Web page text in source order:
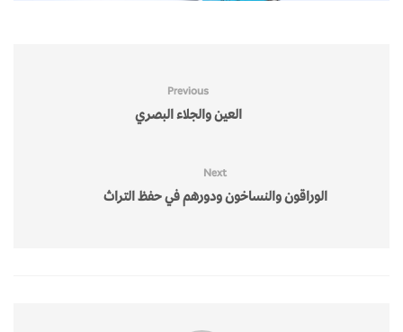
Previous
العين والجلاء البصري
Next
الوراقون والنساخون ودورهم في حفظ التراث